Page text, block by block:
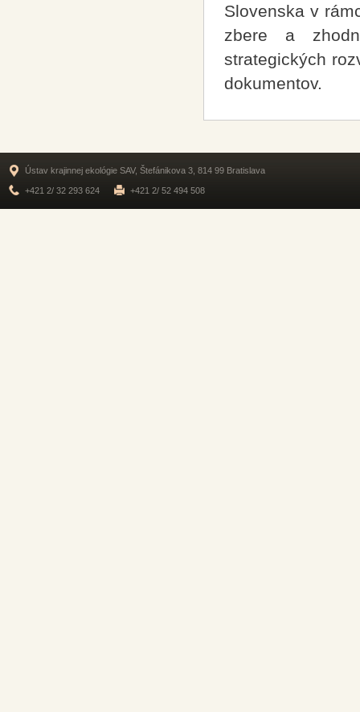
Slovenska v
zbere a
strategických
dokumentov.
Ústav krajinnej ekológie SAV, Štefánikova 3, 814 99 Bratislava
+421 2/ 32 293 624 +421 2/ 52 494 508